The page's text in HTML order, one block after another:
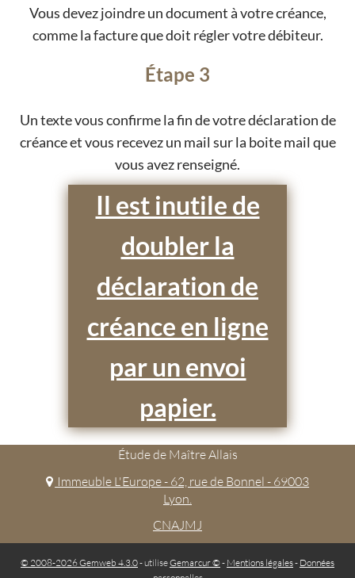
Vous devez joindre un document à votre créance,
comme la facture que doit régler votre débiteur.
Étape 3
Un texte vous confirme la fin de votre déclaration de
créance et vous recevez un mail sur la boite mail que
vous avez renseigné.
Il est inutile de
doubler la
déclaration de
créance en ligne
par un envoi
papier.
Étude de Maître Allais
Immeuble L'Europe - 62, rue de Bonnel - 69003
Lyon.
CNAJMJ
© 2008-2026 Gemweb 4.3.0- utiliseGemarcur © - Mentions légales- Données